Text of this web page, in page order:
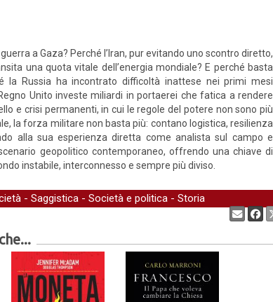
a Gaza? Perché l’Iran, pur evitando uno scontro diretto,
una quota vitale dell’energia mondiale? E perché basta
la Russia ha incontrato difficoltà inattese nei primi mesi
Unito investe miliardi in portaerei che fatica a rendere
e crisi permanenti, in cui le regole del potere non sono più
la forza militare non basta più: contano logistica, resilienza
alla sua esperienza diretta come analista sul campo e
geopolitico contemporaneo, offrendo una chiave di
instabile, interconnesso e sempre più diviso.
- Saggistica - Società e politica - Storia